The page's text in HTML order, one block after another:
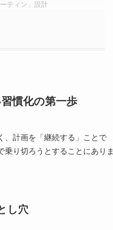
ティン」設計
慣化の第一歩
、計画を「継続する」ことで
り切ろうとすることにありま
し穴